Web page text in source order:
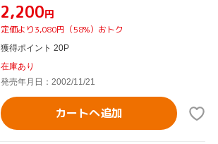
¥2,200円
定価より3,080円（58%）おトク
獲得ポイント 20P
在庫あり
発売年月日：2002/11/21
カートへ追加